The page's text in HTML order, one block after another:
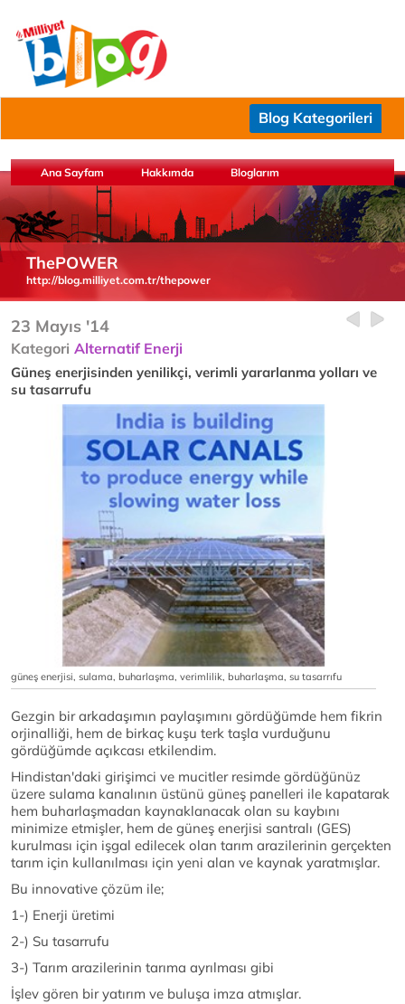
Blog Kategorileri
Ana Sayfam Hakkımda Bloglarım
ThePOWER
http://blog.milliyet.com.tr/thepower
23 Mayıs '14
Kategori Alternatif Enerji
Güneş enerjisinden yenilikçi, verimli yararlanma yolları ve
su tasarrufu
güneş enerjisi, sulama, buharlaşma, verimlilik, buharlaşma, su tasarrıfu
Gezgin bir arkadaşımın paylaşımını gördüğümde hem fikrin
orjinalliği, hem de birkaç kuşu terk taşla vurduğunu
gördüğümde açıkcası etkilendim.
Hindistan'daki girişimci ve mucitler resimde gördüğünüz
üzere sulama kanalının üstünü güneş panelleri ile kapatarak
hem buharlaşmadan kaynaklanacak olan su kaybını
minimize etmişler, hem de güneş enerjisi santralı (GES)
kurulması için işgal edilecek olan tarım arazilerinin gerçekten
tarım için kullanılması için yeni alan ve kaynak yaratmışlar.
Bu innovative çözüm ile;
1-) Enerji üretimi
2-) Su tasarrufu
3-) Tarım arazilerinin tarıma ayrılması gibi
İşlev gören bir yatırım ve buluşa imza atmışlar.